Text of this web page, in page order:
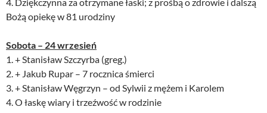
Bożą opiekę w 81 urodziny
Sobota – 24 wrzesień
1. + Stanisław Szczyrba (greg.)
2. + Jakub Rupar – 7 rocznica śmierci
3. + Stanisław Węgrzyn – od Sylwii z mężem i Karolem
4. O łaskę wiary i trzeźwość w rodzinie